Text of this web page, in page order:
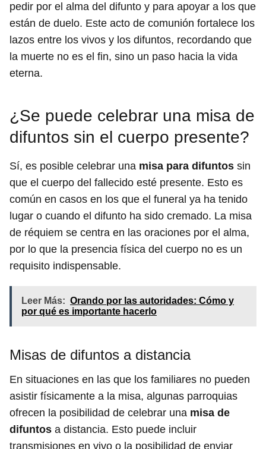
pedir por el alma del difunto y para apoyar a los que
están de duelo. Este acto de comunión fortalece los
lazos entre los vivos y los difuntos, recordando que
la muerte no es el fin, sino un paso hacia la vida
eterna.
¿Se puede celebrar una misa de
difuntos sin el cuerpo presente?
Sí, es posible celebrar una misa para difuntos sin
que el cuerpo del fallecido esté presente. Esto es
común en casos en los que el funeral ya ha tenido
lugar o cuando el difunto ha sido cremado. La misa
de réquiem se centra en las oraciones por el alma,
por lo que la presencia física del cuerpo no es un
requisito indispensable.
Leer Más: Orando por las autoridades: Cómo y
por qué es importante hacerlo
Misas de difuntos a distancia
En situaciones en las que los familiares no pueden
asistir físicamente a la misa, algunas parroquias
ofrecen la posibilidad de celebrar una misa de
difuntos a distancia. Esto puede incluir
transmisiones en vivo o la posibilidad de enviar